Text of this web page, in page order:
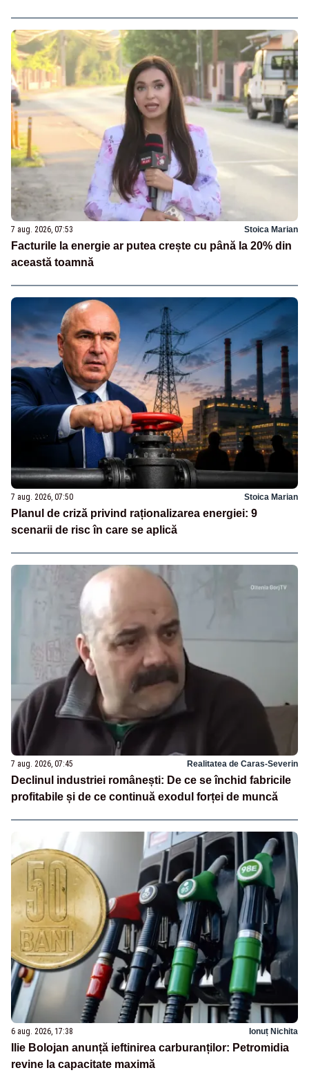
7 aug. 2026, 07:53 Stoica Marian
Facturile la energie ar putea crește cu până la 20% din
această toamnă
7 aug. 2026, 07:50 Stoica Marian
Planul de criză privind raționalizarea energiei: 9
scenarii de risc în care se aplică
7 aug. 2026, 07:45 Realitatea de Caras-Severin
Declinul industriei românești: De ce se închid fabricile
profitabile și de ce continuă exodul forței de muncă
6 aug. 2026, 17:38 Ionuț Nichita
Ilie Bolojan anunță ieftinirea carburanților: Petromidia
revine la capacitate maximă